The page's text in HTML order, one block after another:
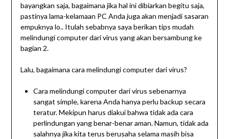
bayangkan saja, bagaimana jika hal ini dibiarkan begitu saja,
pastinya lama-kelamaan PC Anda juga akan menjadi sasaran
empuknya lo.. Itulah sebabnya saya berikan tips mudah
melindungi computer dari virus yang akan bersambung ke
bagian 2.
Lalu, bagaimana cara melindungi computer dari virus?
Cara melindungi computer dari virus sebenarnya
sangat simple, karena Anda hanya perlu backup secara
teratur. Mekipun harus diakui bahwa tidak ada cara
perlindungan yang benar-benar aman. Namun, tidak ada
salahnya jika kita terus berusaha selama masih bisa